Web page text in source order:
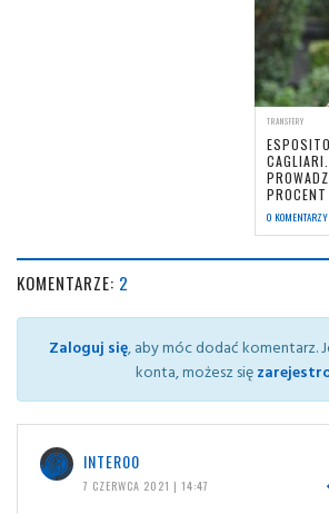
TRANSFERY
PROCENT
0 KOMENTARZY
KOMENTARZE: 2
Zaloguj się, aby móc dodać komentarz.
konta, możesz się
INTER00
7 CZERWCA 2021 | 14:47